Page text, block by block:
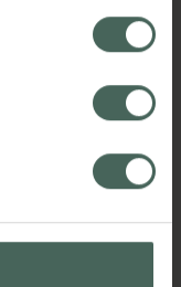
återkallelsen.
oss från Skåne i
uppdrag att
att prata